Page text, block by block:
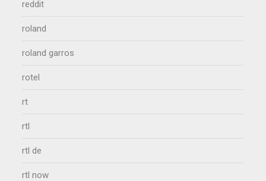
reddit
roland
roland garros
rotel
rt
rtl
rtl de
rtl now